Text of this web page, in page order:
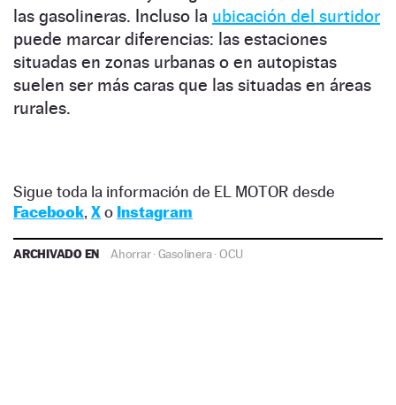
las gasolineras. Incluso la ubicación del surtidor
puede marcar diferencias: las estaciones
situadas en zonas urbanas o en autopistas
suelen ser más caras que las situadas en áreas
rurales.
Sigue toda la información de EL MOTOR desde
Facebook, Xo Instagram
ARCHIVADO EN Ahorrar·Gasolinera·OCU